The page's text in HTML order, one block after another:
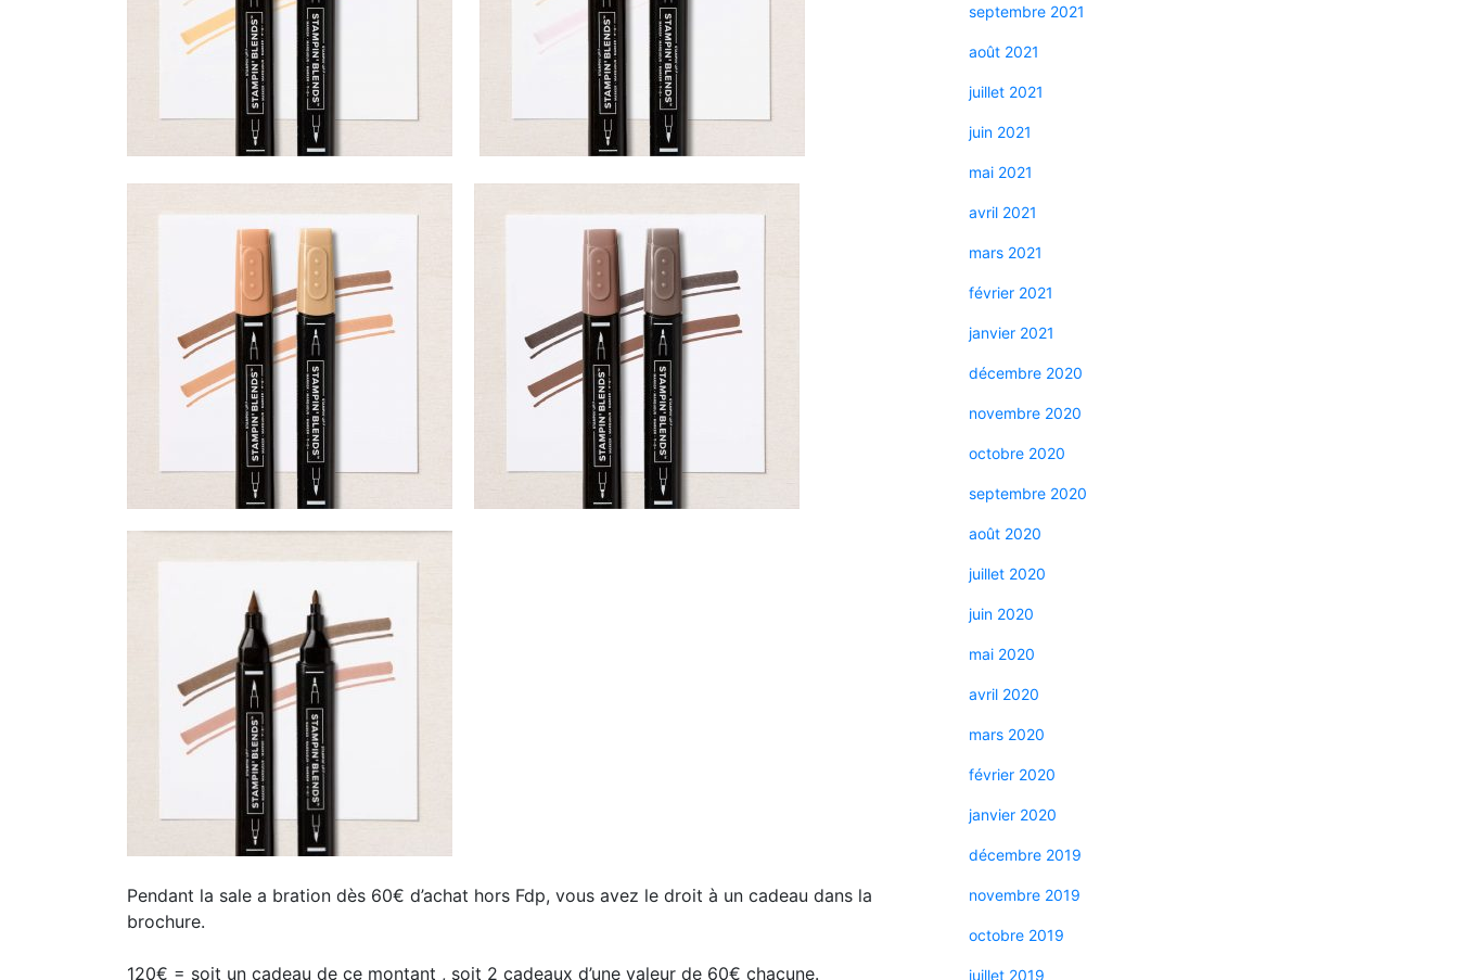
Pendant la sale a bration dès 60€ d’achat hors Fdp, vous avez le droit à un cadeau dans la
brochure.
120€ = soit un cadeau de ce montant , soit 2 cadeaux d’une valeur de 60€ chacune.
septembre 2021
août 2021
juillet 2021
juin 2021
mai 2021
avril 2021
mars 2021
février 2021
janvier 2021
décembre 2020
novembre 2020
octobre 2020
septembre 2020
août 2020
juillet 2020
juin 2020
mai 2020
avril 2020
mars 2020
février 2020
janvier 2020
décembre 2019
novembre 2019
octobre 2019
juillet 2019